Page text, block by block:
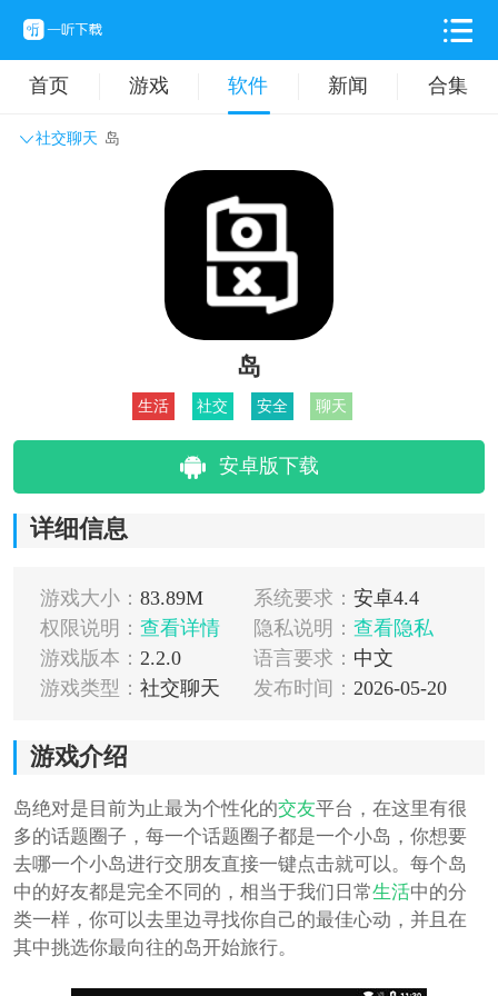
首页 游戏 软件 新闻 合集
社交聊天 岛
主题壁纸 旅游出行
岛
生活 社交 安全 聊天
安卓版下载
详细信息
游戏大小： 83.89M 系统要求： 安卓4.4
权限说明： 查看详情 隐私说明： 查看隐私
游戏版本： 2.2.0 语言要求： 中文
游戏类型： 社交聊天 发布时间： 2026-05-20
游戏介绍
岛绝对是目前为止最为个性化的交友平台，在这里有很
多的话题圈子，每一个话题圈子都是一个小岛，你想要
去哪一个小岛进行交朋友直接一键点击就可以。每个岛
中的好友都是完全不同的，相当于我们日常生活中的分
类一样，你可以去里边寻找你自己的最佳心动，并且在
其中挑选你最向往的岛开始旅行。